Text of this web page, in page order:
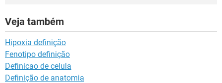
Veja também
Hipoxia definição
Fenotipo definição
Definicao de celula
Definição de anatomia